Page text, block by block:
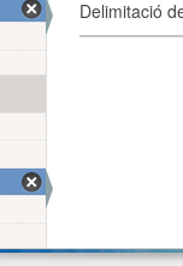
Delimitació